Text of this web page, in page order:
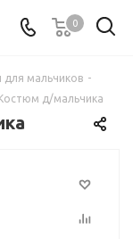
0
мальчиков -
д/мальчика